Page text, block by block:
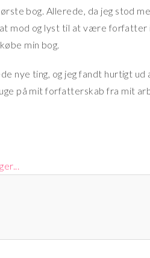
bog. Allerede, da jeg stod
mod og lyst til at være forfatter
min bog.
nye ting, og jeg fandt hurtigt ud
på mit forfatterskab fra mit